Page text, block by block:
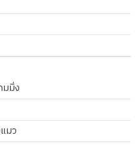
มมิ่ง
มว